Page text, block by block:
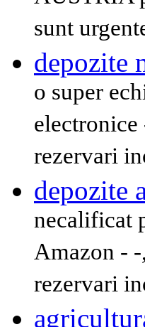
sunt
depozite
o super
electronice
rezervari
depozite
necalificat
Amazon -
rezervari